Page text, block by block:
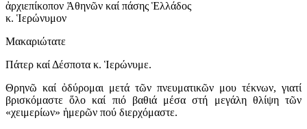
ἀρχιεπίκοπον Ἀθηνῶν καί πάσης Ἑλλάδος
κ. Ἱερώνυμον
Μακαριώτατε
Πάτερ καί Δέσποτα κ. Ἱερώνυμε.
Θρηνῶ καί ὀδύρομαι μετά τῶν πνευματικῶν μου τέκνων, γιατί
βρισκόμαστε ὅλο καί πιό βαθιά μέσα στή μεγάλη θλίψη τῶν
«χειμερίων» ἡμερῶν πού διερχόμαστε.